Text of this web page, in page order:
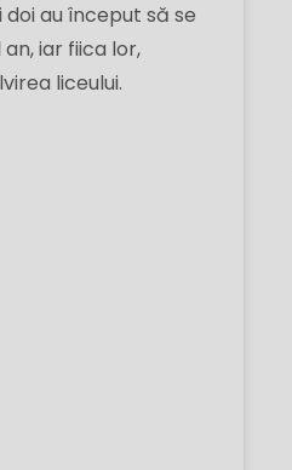
au început să se
iar fiica lor,
liceului.